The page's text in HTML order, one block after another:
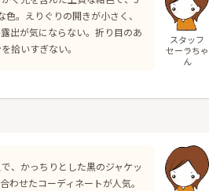
。えりぐりの開きが小さく、
出が気にならない。折り目のあ
拾いすぎない。
スタッフ
セーラちゃ
ん
、かっちりとした黒のジャケッ
わせたコーディネートが人気。